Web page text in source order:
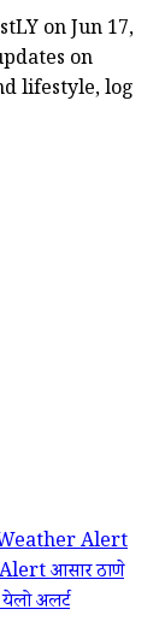
on Jun 17,
on
lifestyle, log
Alert
आसारठाणे
येलो अलर्ट